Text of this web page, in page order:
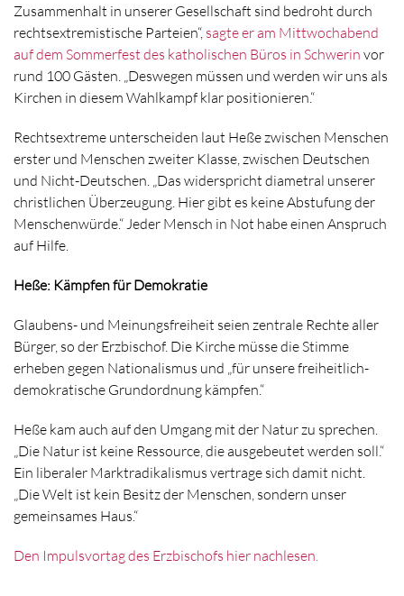
Zusammenhalt in unserer Gesellschaft sind bedroht durch
rechtsextremistische Parteien“, sagte er am Mittwochabend
auf dem Sommerfest des katholischen Büros in Schwerin vor
rund 100 Gästen. „Deswegen müssen und werden wir uns als
Kirchen in diesem Wahlkampf klar positionieren.“
Rechtsextreme unterscheiden laut Heße zwischen Menschen
erster und Menschen zweiter Klasse, zwischen Deutschen
und Nicht-Deutschen. „Das widerspricht diametral unserer
christlichen Überzeugung. Hier gibt es keine Abstufung der
Menschenwürde.“ Jeder Mensch in Not habe einen Anspruch
auf Hilfe.
Heße: Kämpfen für Demokratie
Glaubens- und Meinungsfreiheit seien zentrale Rechte aller
Bürger, so der Erzbischof. Die Kirche müsse die Stimme
erheben gegen Nationalismus und „für unsere freiheitlich-
demokratische Grundordnung kämpfen.“
Heße kam auch auf den Umgang mit der Natur zu sprechen.
„Die Natur ist keine Ressource, die ausgebeutet werden soll.“
Ein liberaler Marktradikalismus vertrage sich damit nicht.
„Die Welt ist kein Besitz der Menschen, sondern unser
gemeinsames Haus.“
Den Impulsvortag des Erzbischofs hier nachlesen.